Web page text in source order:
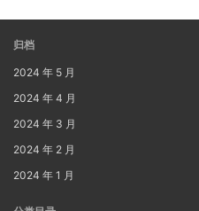
归档
2024 年 5 月
2024 年 4 月
2024 年 3 月
2024 年 2 月
2024 年 1 月